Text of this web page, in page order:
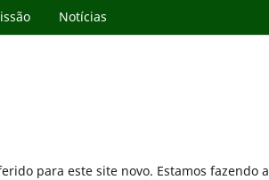
Notícias
para este site novo. Estamos fazendo a